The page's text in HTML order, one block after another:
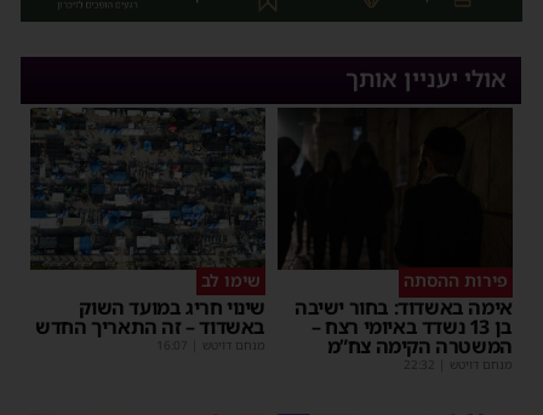
אולי יעניין אותך
פירות ההסתה
אימה באשדוד: בחור ישיבה
בן 13 נשדד באיומי רצח –
המשטרה הקימה צח”מ
מנחם דויטש 22:32
שימו לב
שינוי חריג במועד השוק
באשדוד – זה התאריך החדש
מנחם דויטש 16:07